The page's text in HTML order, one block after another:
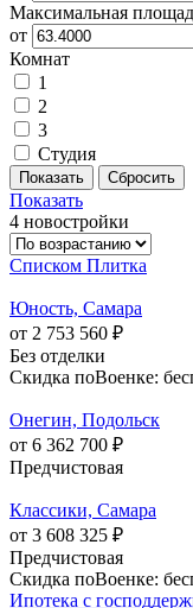
Максимальная
от
Комнат
1
2
3
Студия
Показать
4 новостройки
Списком Плитка
Юность, Самара
от 2 753 560 ₽
Без отделки
Скидка поВоенке:
Онегин, Подольск
от 6 362 700 ₽
Предчистовая
Классики, Самара
от 3 608 325 ₽
Предчистовая
Скидка поВоенке:
Ипотека с